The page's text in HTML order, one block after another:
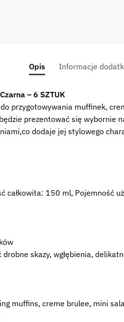
Opis Informacje
– 6 SZTUK
przygotowywania muffinek,
prezentować się wybornie
dodaje jej stylowego
całkowita: 150 ml, Pojemność
drobne skazy, wgłębienia,
muffins, creme brulee, mini